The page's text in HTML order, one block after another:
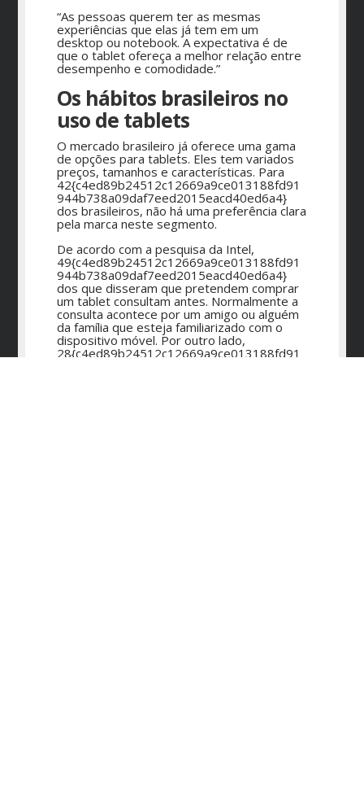
“As pessoas querem ter as mesmas
experiências que elas já tem em um
desktop ou notebook. A expectativa é de
que o tablet ofereça a melhor relação entre
desempenho e comodidade.”
Os hábitos brasileiros no
uso de tablets
O mercado brasileiro já oferece uma gama
de opções para tablets. Eles tem variados
preços, tamanhos e características. Para
42{c4ed89b24512c12669a9ce013188fd91
944b738a09daf7eed2015eacd40ed6a4}
dos brasileiros, não há uma preferência clara
pela marca neste segmento.
De acordo com a pesquisa da Intel,
49{c4ed89b24512c12669a9ce013188fd91
944b738a09daf7eed2015eacd40ed6a4}
dos que disseram que pretendem comprar
um tablet consultam antes. Normalmente a
consulta acontece por um amigo ou alguém
da família que esteja familiarizado com o
dispositivo móvel. Por outro lado,
28{c4ed89b24512c12669a9ce013188fd91